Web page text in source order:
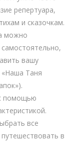
репертуара,
и сказочкам.
можно
вашу
Таня
помощью
все
в